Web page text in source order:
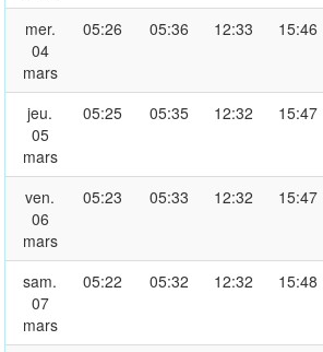
mer.
04
mars
05:26 05:36 12:33 15:46
jeu.
05
mars
05:25 05:35 12:32 15:47
ven.
06
mars
05:23 05:33 12:32 15:47
sam.
07
mars
05:22 05:32 12:32 15:48